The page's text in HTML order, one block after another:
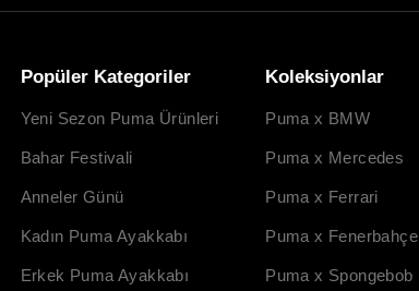
Popüler Kategoriler
Yeni Sezon Puma Ürünleri
Bahar Festivali
Anneler Günü
Kadın Puma Ayakkabı
Erkek Puma Ayakkabı
Koleksiyonlar
Puma x BMW
Puma x Mercedes
Puma x Ferrari
Puma x Fenerbahçe
Puma x Spongebob